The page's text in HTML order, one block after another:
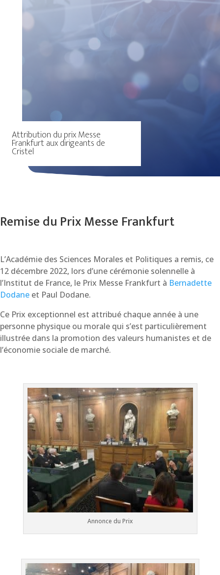
Attribution du prix Messe
Frankfurt aux dirigeants de
Cristel
Remise du Prix Messe Frankfurt
L’Académie des Sciences Morales et Politiques a remis, ce
12 décembre 2022, lors d’une cérémonie solennelle à
l’Institut de France, le Prix Messe Frankfurt à Bernadette
Dodane et Paul Dodane.
Ce Prix exceptionnel est attribué chaque année à une
personne physique ou morale qui s’est particulièrement
illustrée dans la promotion des valeurs humanistes et de
l’économie sociale de marché.
Annonce du Prix